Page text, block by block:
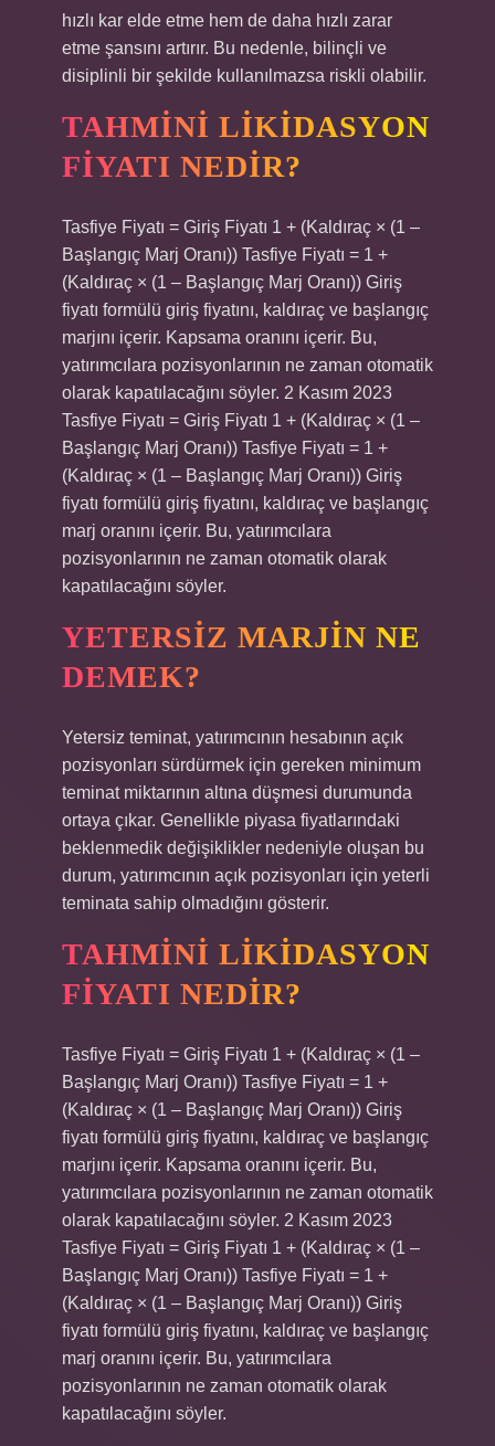
hızlı kar elde etme hem de daha hızlı zarar
etme şansını artırır. Bu nedenle, bilinçli ve
disiplinli bir şekilde kullanılmazsa riskli olabilir.
TAHMINI LIKIDASYON
FIYATI NEDIR?
Tasfiye Fiyatı = Giriş Fiyatı 1 + (Kaldıraç × (1 –
Başlangıç ​​Marj Oranı)) Tasfiye Fiyatı = 1 +
(Kaldıraç × (1 – Başlangıç ​​Marj Oranı)) Giriş
fiyatı formülü giriş fiyatını, kaldıraç ve başlangıç ​​
marjını içerir. Kapsama oranını içerir. Bu,
yatırımcılara pozisyonlarının ne zaman otomatik
olarak kapatılacağını söyler. 2 Kasım 2023
Tasfiye Fiyatı = Giriş Fiyatı 1 + (Kaldıraç × (1 –
Başlangıç ​​Marj Oranı)) Tasfiye Fiyatı = 1 +
(Kaldıraç × (1 – Başlangıç ​​Marj Oranı)) Giriş
fiyatı formülü giriş fiyatını, kaldıraç ve başlangıç ​​
marj oranını içerir. Bu, yatırımcılara
pozisyonlarının ne zaman otomatik olarak
kapatılacağını söyler.
YETERSIZ MARJIN NE
DEMEK?
Yetersiz teminat, yatırımcının hesabının açık
pozisyonları sürdürmek için gereken minimum
teminat miktarının altına düşmesi durumunda
ortaya çıkar. Genellikle piyasa fiyatlarındaki
beklenmedik değişiklikler nedeniyle oluşan bu
durum, yatırımcının açık pozisyonları için yeterli
teminata sahip olmadığını gösterir.
TAHMINI LIKIDASYON
FIYATI NEDIR?
Tasfiye Fiyatı = Giriş Fiyatı 1 + (Kaldıraç × (1 –
Başlangıç ​​Marj Oranı)) Tasfiye Fiyatı = 1 +
(Kaldıraç × (1 – Başlangıç ​​Marj Oranı)) Giriş
fiyatı formülü giriş fiyatını, kaldıraç ve başlangıç ​​
marjını içerir. Kapsama oranını içerir. Bu,
yatırımcılara pozisyonlarının ne zaman otomatik
olarak kapatılacağını söyler. 2 Kasım 2023
Tasfiye Fiyatı = Giriş Fiyatı 1 + (Kaldıraç × (1 –
Başlangıç ​​Marj Oranı)) Tasfiye Fiyatı = 1 +
(Kaldıraç × (1 – Başlangıç ​​Marj Oranı)) Giriş
fiyatı formülü giriş fiyatını, kaldıraç ve başlangıç ​​
marj oranını içerir. Bu, yatırımcılara
pozisyonlarının ne zaman otomatik olarak
kapatılacağını söyler.